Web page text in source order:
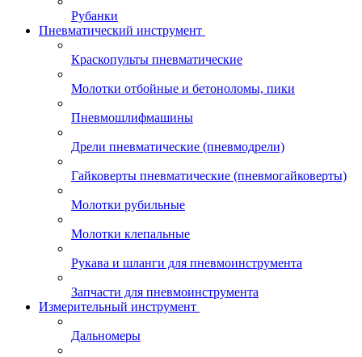
Рубанки
Пневматический инструмент
Краскопульты пневматические
Молотки отбойные и бетоноломы, пики
Пневмошлифмашины
Дрели пневматические (пневмодрели)
Гайковерты пневматические (пневмогайковерты)
Молотки рубильные
Молотки клепальные
Рукава и шланги для пневмоинструмента
Запчасти для пневмоинструмента
Измерительный инструмент
Дальномеры